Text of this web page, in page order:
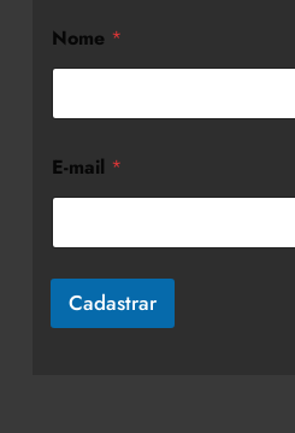
Nome *
E-mail *
Cadastrar